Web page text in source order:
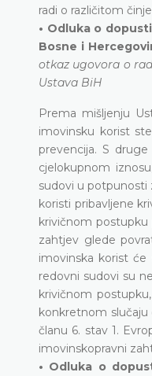
radi o različitom
• Odluka o
Bosne i
otkaz ugovora o
Ustava BiH
Prema mišljenju
imovinsku korist
prevencija. S
cjelokupnom
sudovi u potpunosti
koristi pribavljene
krivičnom postupku
zahtjev glede
imovinska korist
redovni sudovi su
krivičnom
konkretnom slučaju
članu 6. stav 1.
imovinskopravni
• Odluka o